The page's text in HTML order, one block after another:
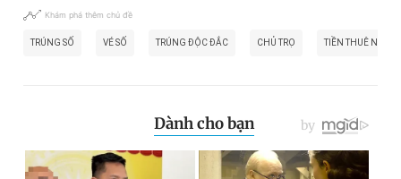
Khám phá thêm chủ đề
TRÚNG SỐ VÉ SỐ TRÚNG ĐỘC ĐẮC CHỦ TRỌ TIỀN THUÊ NHÀ